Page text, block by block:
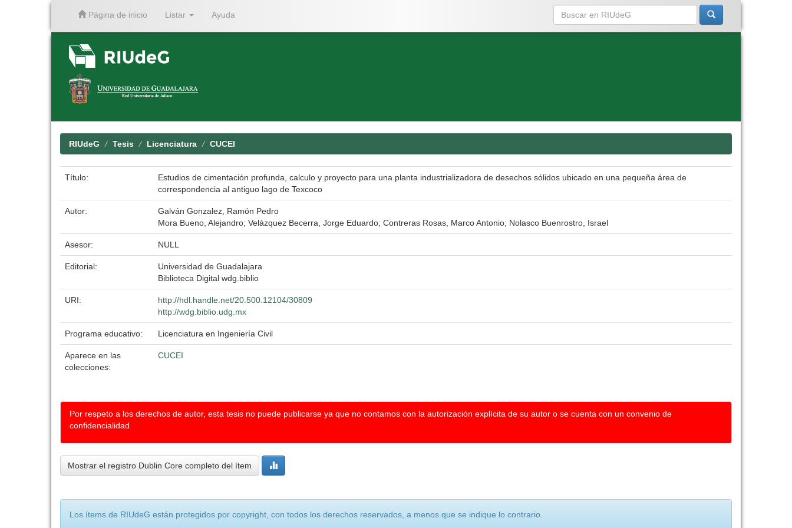
Página de inicio Listar Ayuda
RIUdeG Tesis Licenciatura CUCEI
Título:
Estudios de cimentación profunda, calculo y proyecto para una planta industrializadora de desechos sólidos ubicado en una pequeña área de
correspondencia al antiguo lago de Texcoco
Autor:
Galván Gonzalez, Ramón Pedro
Mora Bueno, Alejandro; Velázquez Becerra, Jorge Eduardo; Contreras Rosas, Marco Antonio; Nolasco Buenrostro, Israel
Asesor: NULL
Editorial:
Universidad de Guadalajara
Biblioteca Digital wdg.biblio
URI:
http://hdl.handle.net/20.500.12104/30809
http://wdg.biblio.udg.mx
Programa educativo: Licenciatura en Ingeniería Civil
Aparece en las
colecciones:
CUCEI
Por respeto a los derechos de autor, esta tesis no puede publicarse ya que no contamos con la autorización explícita de su autor o se cuenta con un convenio de
confidencialidad
Mostrar el registro Dublin Core completo del ítem
Los ítems de RIUdeG están protegidos por copyright, con todos los derechos reservados, a menos que se indique lo contrario.